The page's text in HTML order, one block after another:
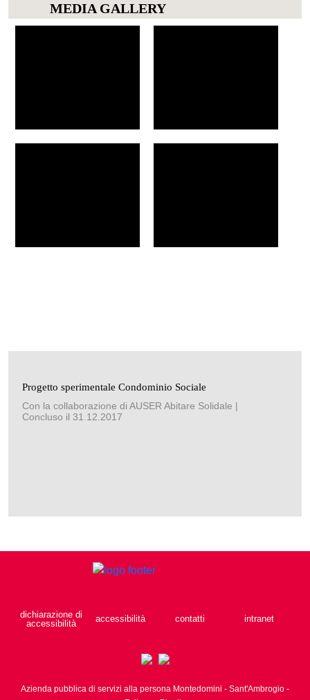
MEDIA GALLERY
Progetto sperimentale Condominio Sociale
Con la collaborazione di AUSER Abitare Solidale |
Concluso il 31.12.2017
dichiarazione di
accessibilità
accessibilità contatti intranet
Azienda pubblica di servizi alla persona Montedomini - Sant'Ambrogio -